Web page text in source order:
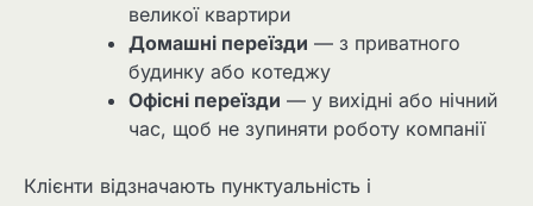
великої квартири
Домашні переїзди — з приватного
будинку або котеджу
Офісні переїзди — у вихідні або нічний
час, щоб не зупиняти роботу компанії
Клієнти відзначають пунктуальність і